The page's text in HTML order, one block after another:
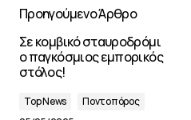
Προηγούμενο Άρθρο
Σε κομβικό σταυροδρόμι
ο παγκόσμιος εμπορικός
στόλος!
Top News
Ποντοπόρος